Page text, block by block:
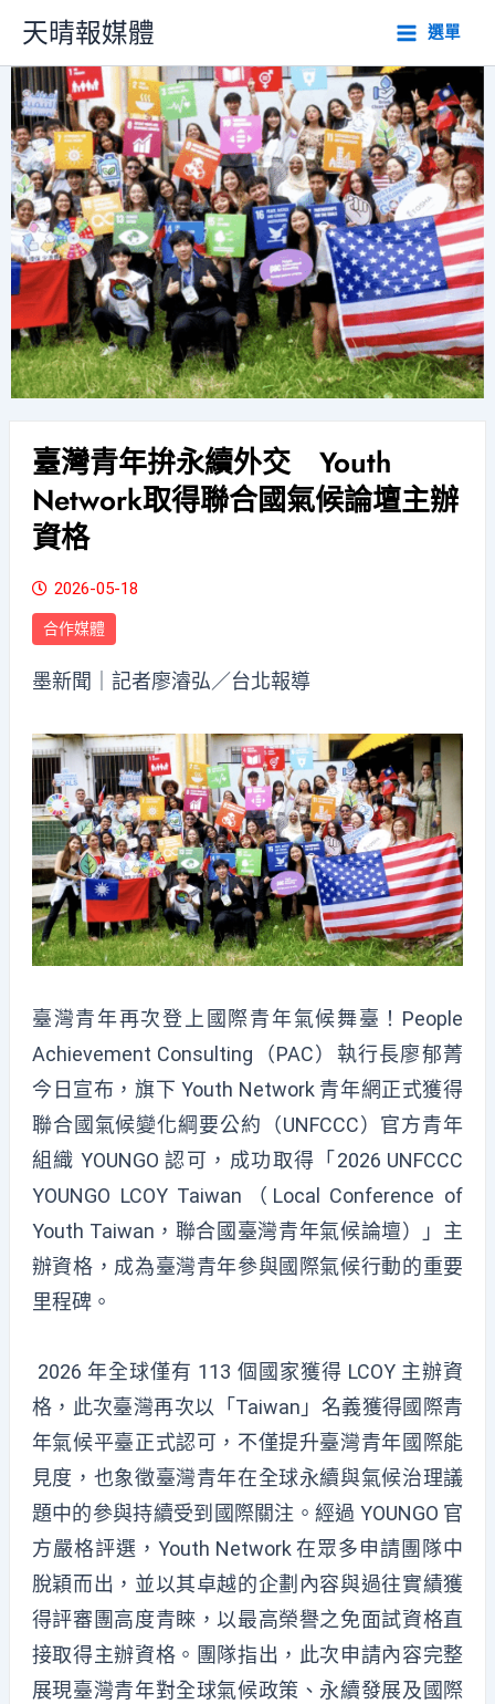
主
要
容
天晴報媒體 選單
臺灣青年拚永續外交 Youth
Network取得聯合國氣候論壇主辦
資格
2026-05-18
合作媒體
墨新聞 ｜記者廖濬弘／台北報導
臺灣青年再次登上國際青年氣候舞臺！People
Achievement Consulting（PAC）執行長廖郁菁
今日宣布，旗下 Youth Network 青年網正式獲得
聯合國氣候變化綱要公約（UNFCCC）官方青年
組織 YOUNGO 認可，成功取得「2026 UNFCCC
YOUNGO LCOY Taiwan（Local Conference of
Youth Taiwan，聯合國臺灣青年氣候論壇）」主
辦資格，成為臺灣青年參與國際氣候行動的重要
里程碑。
2026 年全球僅有 113 個 國家獲得 LCOY 主辦資
格，此次臺灣再次以「Taiwan」名義獲得國際青
年氣候平臺正式認可，不僅提升臺灣青年國際能
見度，也象徵臺灣青年在全球永續與氣候治理議
題中的參與持續受到國際關注。經過 YOUNGO 官
方嚴格評選，Youth Network 在眾多申請團隊中
脫穎而出， 並以其卓越的企劃內容與過往實績獲
得評審團高度青睞，以最高榮譽之免面試資格直
接取得主辦資格 。團隊指出，此次申請內容完整
展現臺灣青年對全球氣候政策、永續發展及國際